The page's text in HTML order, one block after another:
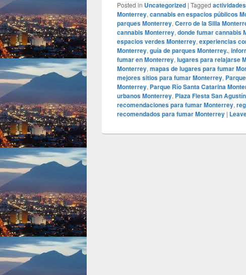
Posted in Uncategorized | Tagged
Monterrey, cannabis en espacios públicos
parques Monterrey, Cerro de la Silla
cannabis Monterrey, donde fumar cannabis
espacios verdes Monterrey, experiencias
Monterrey, guía de parques Monterrey.,
fumar en Monterrey, lugares para relajarse
Monterrey, mapas de lugares para fumar
mejores sitios para fumar Monterrey,
Monterrey, Parque Río Santa Catarina
urbanos Monterrey, Plaza Fiesta San
recomendaciones para fumar Monterrey,
recomendados para fumar Monterrey |